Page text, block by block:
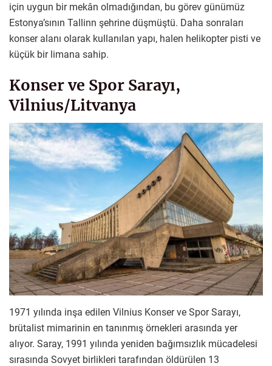
için uygun bir mekân olmadığından, bu görev günümüz
Estonya’sının Tallinn şehrine düşmüştü. Daha sonraları
konser alanı olarak kullanılan yapı, halen helikopter pisti ve
küçük bir limana sahip.
Konser ve Spor Sarayı,
Vilnius/Litvanya
1971 yılında inşa edilen Vilnius Konser ve Spor Sarayı,
brütalist mimarinin en tanınmış örnekleri arasında yer
alıyor. Saray, 1991 yılında yeniden bağımsızlık mücadelesi
sırasında Sovyet birlikleri tarafından öldürülen 13